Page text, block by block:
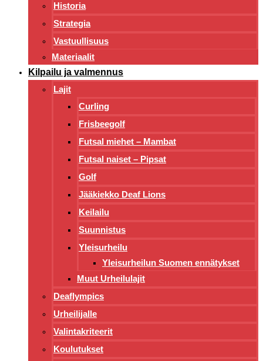
Historia
Strategia
Vastuullisuus
Materiaalit
Kilpailu ja valmennus
Lajit
Curling
Frisbeegolf
Futsal miehet – Mambat
Futsal naiset – Pipsat
Golf
Jääkiekko Deaf Lions
Keilailu
Suunnistus
Yleisurheilu
Yleisurheilun Suomen ennätykset
Muut Urheilulajit
Deaflympics
Urheilijalle
Valintakriteerit
Koulutukset